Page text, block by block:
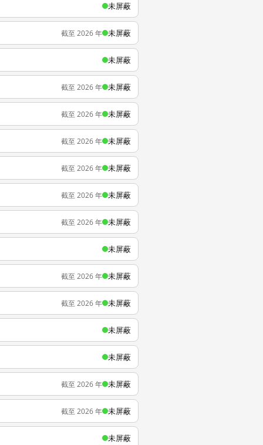
未屏蔽
截至 2026 年 未屏蔽
未屏蔽
截至 2026 年 未屏蔽
截至 2026 年 未屏蔽
截至 2026 年 未屏蔽
截至 2026 年 未屏蔽
截至 2026 年 未屏蔽
截至 2026 年 未屏蔽
未屏蔽
截至 2026 年 未屏蔽
截至 2026 年 未屏蔽
未屏蔽
未屏蔽
截至 2026 年 未屏蔽
截至 2026 年 未屏蔽
未屏蔽